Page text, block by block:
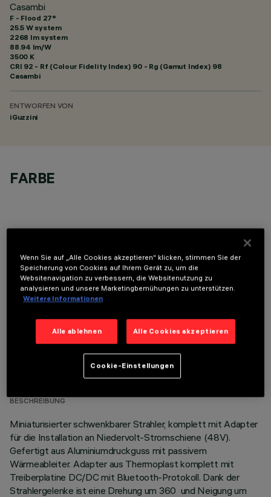
Casambi
F - Flood 27°
25.5 W system
2268 lm system
88.94 lm/W
3500 K
CRI 92 - Rf (Colour Fidelity Index) 90 - Rg (Gamut Index) 98
Casambi
ENTWORFEN VON
iGuzzini
FARBE
OPTIONALE KOMPONENTEN
TECHNISCHE DATEN
LETZTES UPDATE: 06.08.2026
BESCHREIBUNG
Miniaturisierter schwenkbarer Strahler, komplett mit Adapter
für die Installation an Niedervolt-Stromschiene (48V).
Gefertigt aus Aluminiumdruckguss mit passivem
Wärmeableiter. Adapter aus Thermoplast komplett mit
Treiberplatine DC/DC mit Bluetooth-Protokoll. Dank der
Strahlergelenke ist eine Drehung um 360 und Neigung um
Wenn Sie auf „Alle Cookies akzeptieren“ klicken, stimmen Sie der
Speicherung von Cookies auf Ihrem Gerät zu, um die
Websitenavigation zu verbessern, die Websitenutzung zu
analysieren und unsere Marketingbemühungen zu unterstützen.
Weitere Informationen
Alle ablehnen Alle Cookies akzeptieren
Cookie-Einstellungen